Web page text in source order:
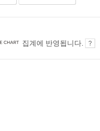
집계에 반영됩니다.